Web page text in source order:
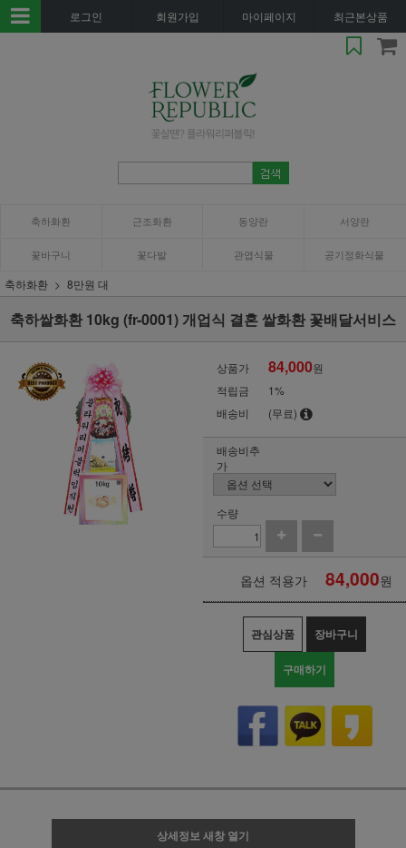
로그인 회원가입 마이페이지 최근본상품
축하화환 근조화환 동양란 서양란
꽃바구니 꽃다발 관엽식물 공기정화식물
축하화환 8만원 대
축하쌀화환 10kg (fr-0001) 개업식 결혼 쌀화환 꽃배달서비스
상품가 84,000원
적립금
1%
배송비
(무료)
배송비추
가
수량
옵션 적용가 84,000원
관심상품 장바구니
구매하기
상세정보 새창 열기